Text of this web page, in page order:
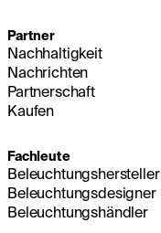
Partner
Nachhaltigkeit
Nachrichten
Partnerschaft
Kaufen
Fachleute
Beleuchtungshersteller
Beleuchtungsdesigner
Beleuchtungshändler